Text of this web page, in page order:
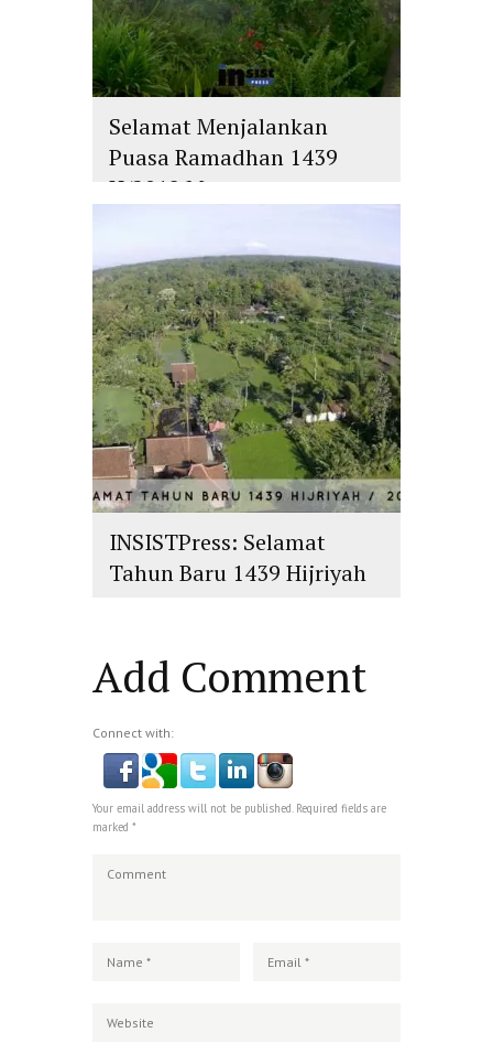
Selamat Menjalankan
Puasa Ramadhan 1439
H/2018 M
INSISTPress: Selamat
Tahun Baru 1439 Hijriyah
Add Comment
Connect with:
Your email address will not be published. Required fields are
marked *